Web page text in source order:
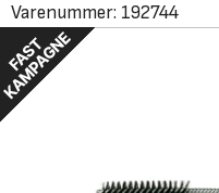
Varenummer: 192744